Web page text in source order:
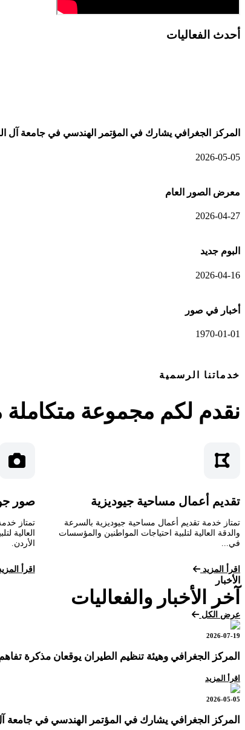
أحدث الفعاليات
المركز الجغرافي يشارك في المؤتمر الهندسي في جامعة آل
2026-05-05
معرض الصور العام
2026-04-27
البوم جديد
2026-04-16
أخبار في صور
1970-01-01
خدماتنا الرسمية
نقدم لكم مجموعة متكاملة
تقديم أعمال مساحية جيوديزية
تمتاز خدمة تقديم أعمال مساحية جيوديزية بالسرعة
والدقة العالية لتلبية احتياجات المواطنين والمؤسسات
في...
اقرأ المزيد
صور
تمتاز
العالية
الأردن.
اقرأ
الأخبار
آخر الأخبار والفعاليات
عرض الكل
2026-07-19
المركز الجغرافي وهيئة تنظيم الطيران يوقعان مذكرة
اقرأ المزيد
2026-05-05
المركز الجغرافي يشارك في المؤتمر الهندسي في جامعة